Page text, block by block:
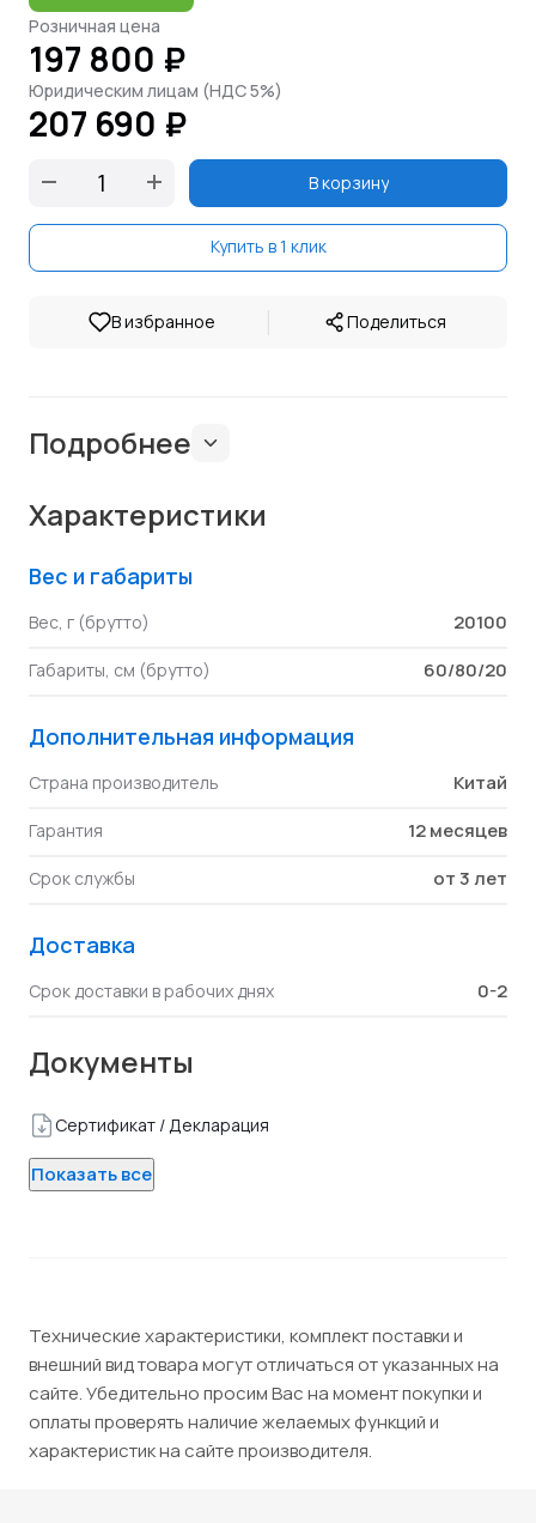
Розничная цена
197 800 ₽
Юридическим лицам (НДС 5%)
207 690 ₽
В корзину
Купить в 1 клик
В избранное | Поделиться
Подробнее
Характеристики
Вес и габариты
Вес, г (брутто) 20100
Габариты, см (брутто) 60/80/20
Дополнительная информация
Страна производитель Китай
Гарантия 12 месяцев
Срок службы от 3 лет
Доставка
Срок доставки в рабочих днях 0-2
Документы
Сертификат / Декларация
Показать все
Технические характеристики, комплект поставки и
внешний вид товара могут отличаться от указанных на
сайте. Убедительно просим Вас на момент покупки и
оплаты проверять наличие желаемых функций и
характеристик на сайте производителя.